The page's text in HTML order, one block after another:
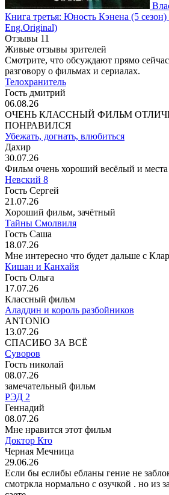
Книга третья: Юность Кэнена (5 сезон)
Eng.Original)
Отзывы 11
Живые отзывы зрителей
Смотрите, что обсуждают прямо
разговору о фильмах и сериалах.
Телохранитель
Гость дмитрий
06.08.26
ОЧЕНЬ КЛАССНЫЙ ФИЛЬМ
ПОНРАВИЛСЯ
Убежать, догнать, влюбиться
Дахир
30.07.26
Фильм очень хороший весёлый и места
Невский 8
Гость Сергей
21.07.26
Хороший фильм, зачётный
Тайны Смолвиля
Гость Саша
18.07.26
Мне интересно что будет дальше с
Кишан и Канхайя
Гость Ольга
17.07.26
Классный фильм
Аладдин и король разбойников
ANTONIO
13.07.26
СПАСИБО ЗА ВСЁ
Суворов
Гость николай
08.07.26
замечательный фильм
РЭД 2
Геннадий
08.07.26
Мне нравится этот фильм
Доктор Кто
Черная Мечница
29.06.26
Если бы еслибы ебланы гение не
смотркла нормально с озучкой . но из